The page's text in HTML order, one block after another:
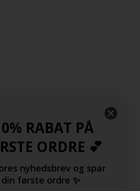
RABAT PÅ
ORDRE 💕
nyhedsbrev og spar
din første ordre ✨